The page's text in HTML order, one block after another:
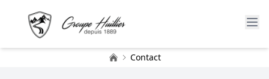
Contact